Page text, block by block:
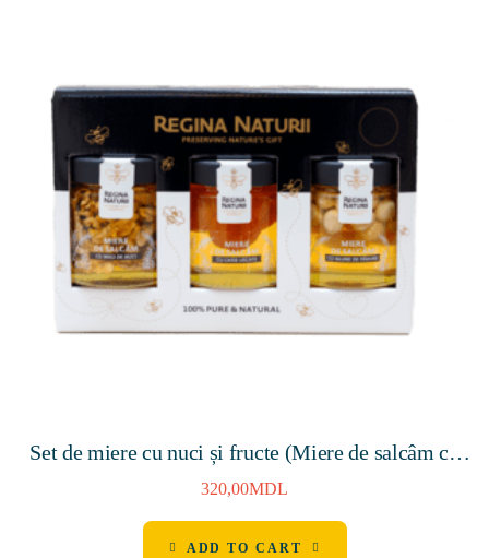
Set de miere cu nuci și fructe (Miere de salcâm cu
miez de nuci, Miere de salcâm cu caise, Miere de
salcâm cu alune de pădure)
320,00MDL
ADD TO CART